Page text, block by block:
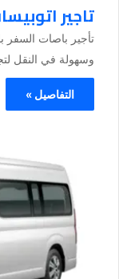
تاجير
تأجير باصات السفر
وسهولة في النقل
التفاصيل »